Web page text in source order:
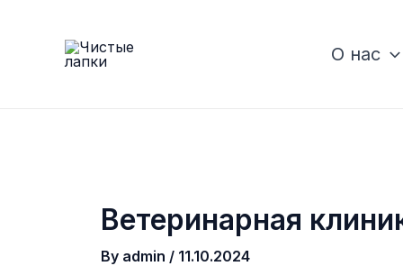
О нас
Ветеринарная
By admin / 11.10.2024